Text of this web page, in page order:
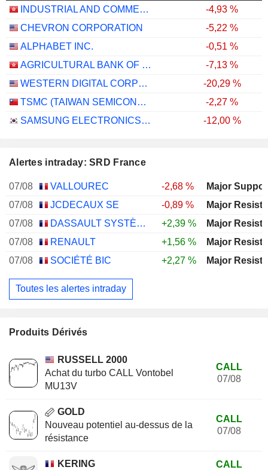
INDUSTRIAL AND COMMERCIAL BANK OF CHINA LIMITED
-4,93 %
CHEVRON CORPORATION
-5,22 %
ALPHABET INC.
-0,51 %
AGRICULTURAL BANK OF CHINA LIMITED
-7,13 %
WESTERN DIGITAL CORPORATION
-20,29 %
TSMC (TAIWAN SEMICONDUCTOR MANUFACTURING COMPANY)
-2,27 %
SAMSUNG ELECTRONICS CO., LTD.
-12,00 %
Alertes intraday: SRD France
07/08 VALLOUREC
-2,68 %
07/08
JCDECAUX SE
-0,89 %
07/08
DASSAULT SYSTÈMES SE
+2,39 %
07/08
RENAULT
+1,56 %
07/08
SOCIÉTÉ BIC +2,27 %
Toutes les alertes intraday
Produits Dérivés
RUSSELL 2000
Achat du turbo CALL Vontobel
MU13V
CALL
07/08
GOLD
Nouveau potentiel au-dessus de la
résistance
CALL
07/08
KERING
CALL